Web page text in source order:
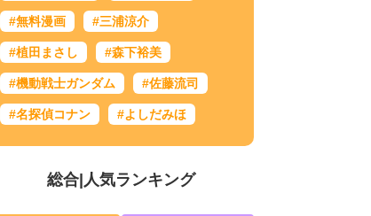
#無料漫画 #三浦涼介
#植田まさし #森下裕美
#機動戦士ガンダム #佐藤流司
#名探偵コナン #よしだみほ
総合| 人気ランキング